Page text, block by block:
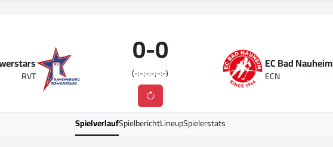
RVT
0-0
(-:-;-:-;-:-)
EC Bad Nauheim
ECN
SpielverlaufSpielberichtLineupSpielerstats